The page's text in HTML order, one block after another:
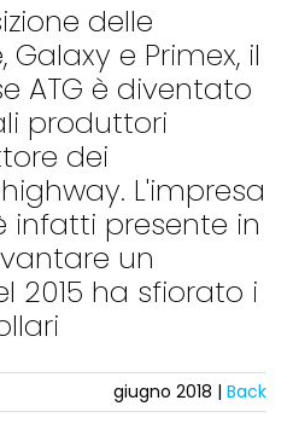
delle
e Primex, il
ATG è diventato
produttori
dei
L'impresa
infatti presente in
un
2015 ha sfiorato i
giugno 2018 | Back